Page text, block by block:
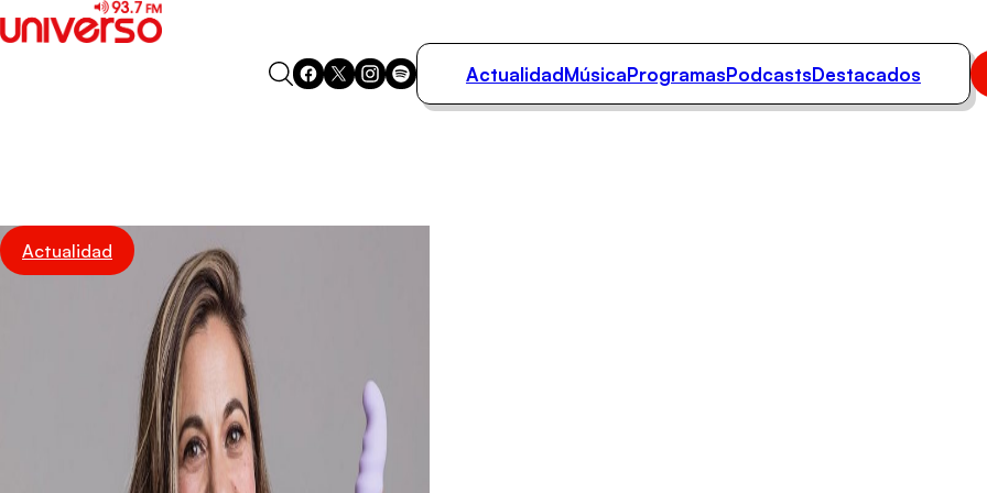
Podcasts
ActualidadMúsicaProgramasPodcastsDestacados
Actualidad